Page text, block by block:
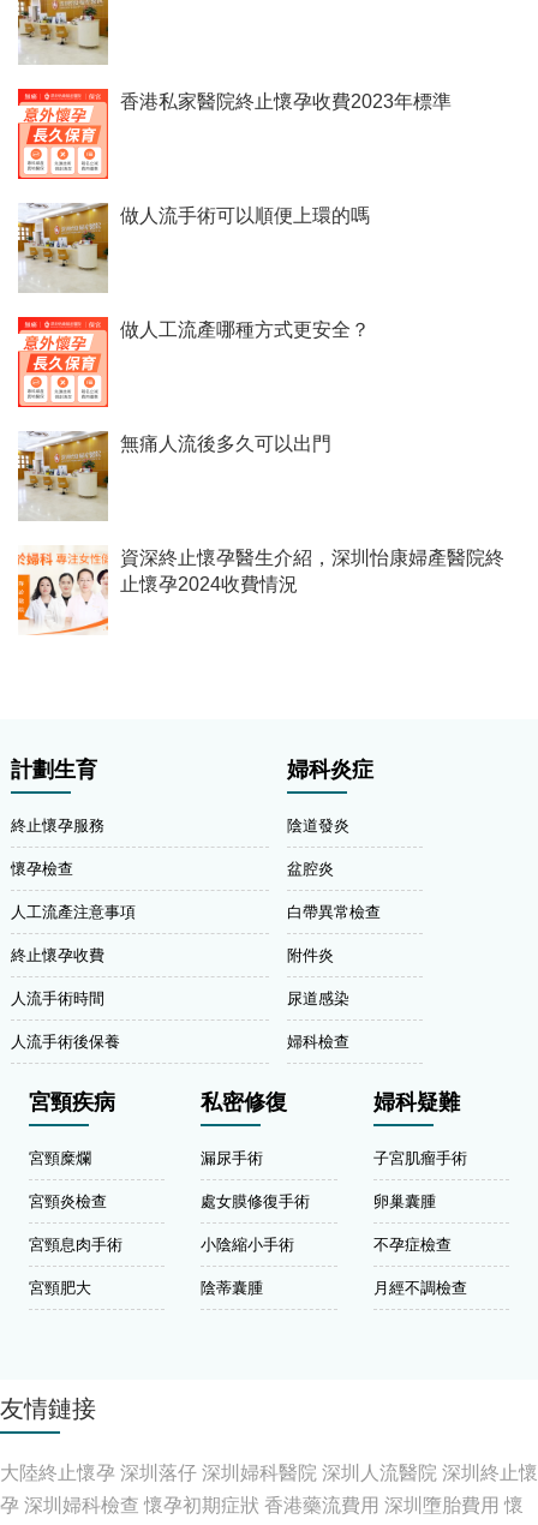
香港私家醫院終止懷孕收費2023年標準
做人流手術可以順便上環的嗎
做人工流產哪種方式更安全？
無痛人流後多久可以出門
資深終止懷孕醫生介紹，深圳怡康婦產醫院終
止懷孕2024收費情況
計劃生育
終止懷孕服務
懷孕檢查
人工流產注意事項
終止懷孕收費
人流手術時間
人流手術後保養
婦科炎症
陰道發炎
盆腔炎
白帶異常檢查
附件炎
尿道感染
婦科檢查
宮頸疾病
宮頸糜爛
宮頸炎檢查
宮頸息肉手術
宮頸肥大
私密修復
漏尿手術
處女膜修復手術
小陰縮小手術
陰蒂囊腫
婦科疑難
子宮肌瘤手術
卵巢囊腫
不孕症檢查
月經不調檢查
友情鏈接
大陸終止懷孕 深圳落仔深圳婦科醫院深圳人流醫院深圳終止懷
孕 深圳婦科檢查 懷孕初期症狀 香港藥流費用 深圳墮胎費用 懷